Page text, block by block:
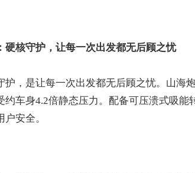
硬核守护，让每一次出发都无后顾之忧
护，是让每一次出发都无后顾之忧。山海
约车身4.2倍静态压力。配备可压溃式吸
安全。